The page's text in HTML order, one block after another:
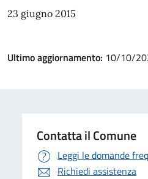
23 giugno 2015
Ultimo aggiornamento: 10/10/
Contatta il Comune
Leggi le domande
Richiedi assistenza